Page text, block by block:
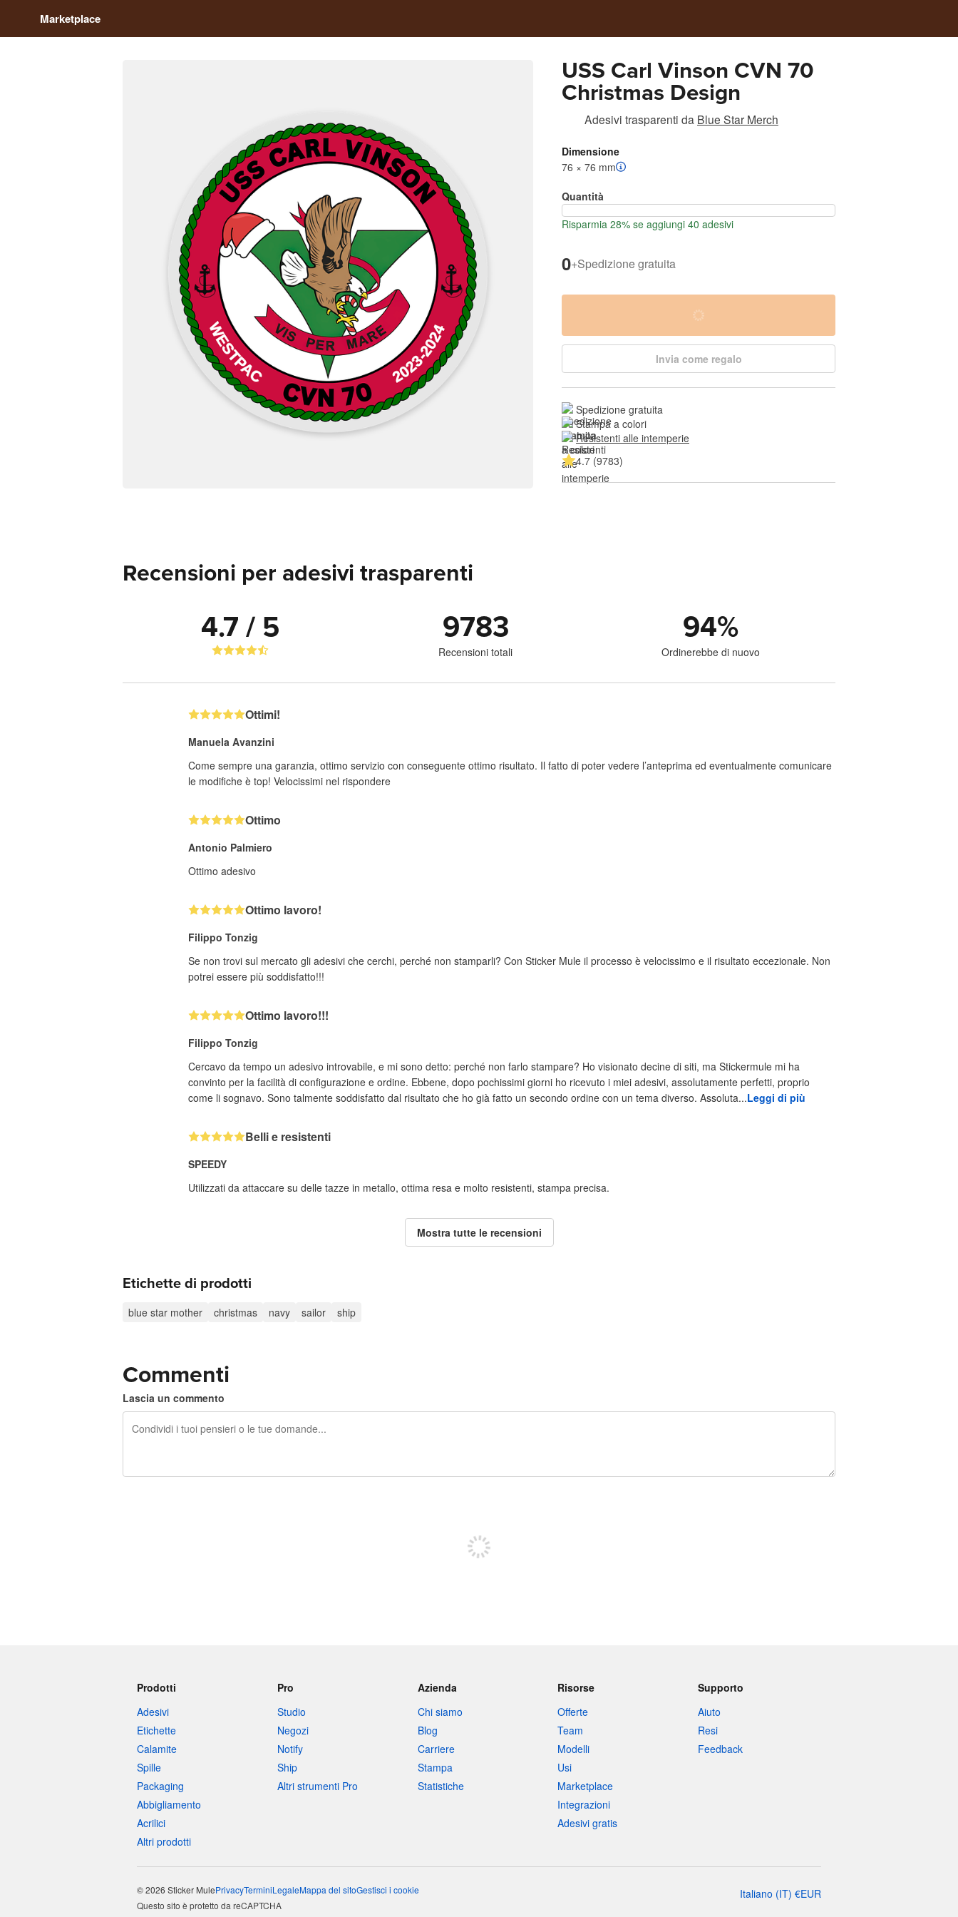
Marketplace
USS Carl Vinson CVN 70
Christmas Design
Adesivi trasparenti da Blue Star Merch
Dimensione
76 × 76 mm
Quantità
Risparmia 28% se aggiungi 40 adesivi
0+Spedizione gratuita
Invia come regalo
Spedizione gratuita
Stampa a colori
Resistenti alle intemperie
4.7 (9783)
Recensioni per adesivi trasparenti
4.7 / 5 9783
Recensioni totali
94%
Ordinerebbe di nuovo
Ottimi!
Manuela Avanzini
Come sempre una garanzia, ottimo servizio con conseguente ottimo risultato. Il fatto di poter vedere l’anteprima ed eventualmente comunicare
le modifiche è top! Velocissimi nel rispondere
Ottimo
Antonio Palmiero
Ottimo adesivo
Ottimo lavoro!
Filippo Tonzig
Se non trovi sul mercato gli adesivi che cerchi, perché non stamparli? Con Sticker Mule il processo è velocissimo e il risultato eccezionale. Non
potrei essere più soddisfatto!!!
Ottimo lavoro!!!
Filippo Tonzig
Cercavo da tempo un adesivo introvabile, e mi sono detto: perché non farlo stampare? Ho visionato decine di siti, ma Stickermule mi ha
convinto per la facilità di configurazione e ordine. Ebbene, dopo pochissimi giorni ho ricevuto i miei adesivi, assolutamente perfetti, proprio
come li sognavo. Sono talmente soddisfatto dal risultato che ho già fatto un secondo ordine con un tema diverso. Assoluta...Leggi di più
Belli e resistenti
SPEEDY
Utilizzati da attaccare su delle tazze in metallo, ottima resa e molto resistenti, stampa precisa.
Mostra tutte le recensioni
Etichette di prodotti
blue star mother christmas navy sailor ship
Commenti
Lascia un commento
Prodotti
Adesivi
Etichette
Calamite
Spille
Packaging
Abbigliamento
Acrilici
Altri prodotti
Pro
Studio
Negozi
Notify
Ship
Altri strumenti Pro
Azienda
Chi siamo
Blog
Carriere
Stampa
Statistiche
Risorse
Offerte
Team
Modelli
Usi
Marketplace
Integrazioni
Adesivi gratis
Supporto
Aiuto
Resi
Feedback
© 2026 Sticker MulePrivacyTerminiLegaleMappa del sitoGestisci i cookie Italiano (IT) €EUR
Questo sito è protetto da reCAPTCHA